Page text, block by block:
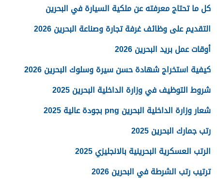
كل ما تحتاج معرفته عن ملكية السيارة في البحرين
التقديم على وظائف غرفة تجارة وصناعة البحرين 2026
أوقات عمل بريد البحرين 2026
كيفية استخراج شهادة حسن سيرة وسلوك البحرين 2026
شروط التوظيف في وزارة الداخلية البحرين 2025
شعار وزارة الداخلية البحرين png بجودة عالية 2025
رتب جمارك البحرين 2025
الرتب العسكرية البحرينية بالانجليزي 2025
ترتيب رتب الشرطة في البحرين 2026